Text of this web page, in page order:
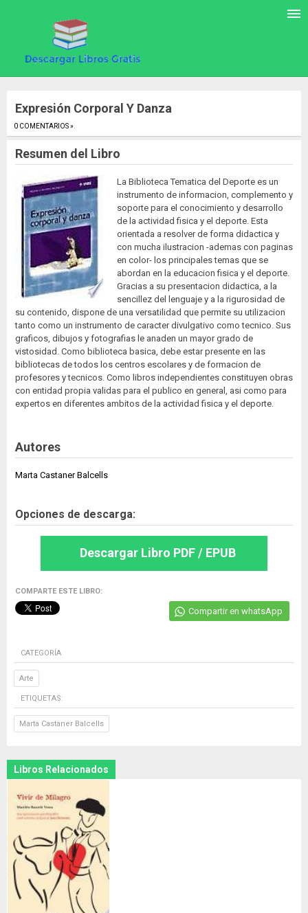
Expresión Corporal Y Danza
0 COMENTARIOS ».
Resumen del Libro
La Biblioteca Tematica del Deporte es un
instrumento de informacion, complemento y
soporte para el conocimiento y desarrollo
de la actividad fisica y el deporte. Esta
orientada a resolver de forma didactica y
con mucha ilustracion -ademas con paginas
en color- los principales temas que se
abordan en la educacion fisica y el deporte.
Gracias a su presentacion didactica, a la
sencillez del lenguaje y a la rigurosidad de
su contenido, dispone de una versatilidad que permite su utilizacion
tanto como un instrumento de caracter divulgativo como tecnico. Sus
graficos, dibujos y fotografias le anaden un mayor grado de
vistosidad. Como biblioteca basica, debe estar presente en las
bibliotecas de todos los centros escolares y de formacion de
profesores y tecnicos. Como libros independientes constituyen obras
con entidad propia validas para el publico en general, asi como para
expertos en diferentes ambitos de la actividad fisica y el deporte.
Autores
Marta Castaner Balcells
Opciones de descarga:
Descargar Libro PDF / EPUB
COMPARTE ESTE LIBRO:
Compartir en whatsApp
CATEGORÍA
Arte
ETIQUETAS:
Marta Castaner Balcells
Libros Relacionados